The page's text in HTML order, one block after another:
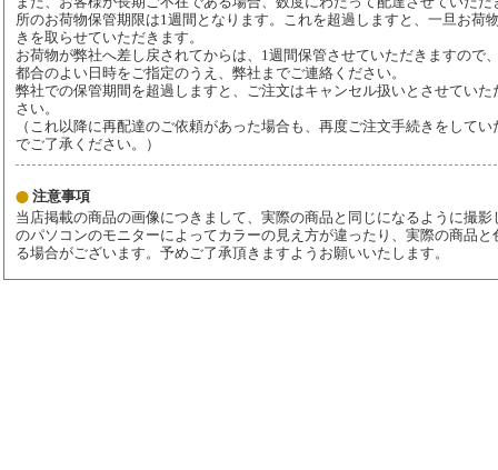
所のお荷物保管期限は1週間となります。これを超過しますと、一旦お荷
きを取らせていただきます。
お荷物が弊社へ差し戻されてからは、1週間保管させていただきますので
都合のよい日時をご指定のうえ、弊社までご連絡ください。
弊社での保管期間を超過しますと、ご注文はキャンセル扱いとさせてい
さい。
（これ以降に再配達のご依頼があった場合も、再度ご注文手続きをして
でご了承ください。）
注意事項
当店掲載の商品の画像につきまして、実際の商品と同じになるように撮
のパソコンのモニターによってカラーの見え方が違ったり、実際の商品
る場合がございます。予めご了承頂きますようお願いいたします。